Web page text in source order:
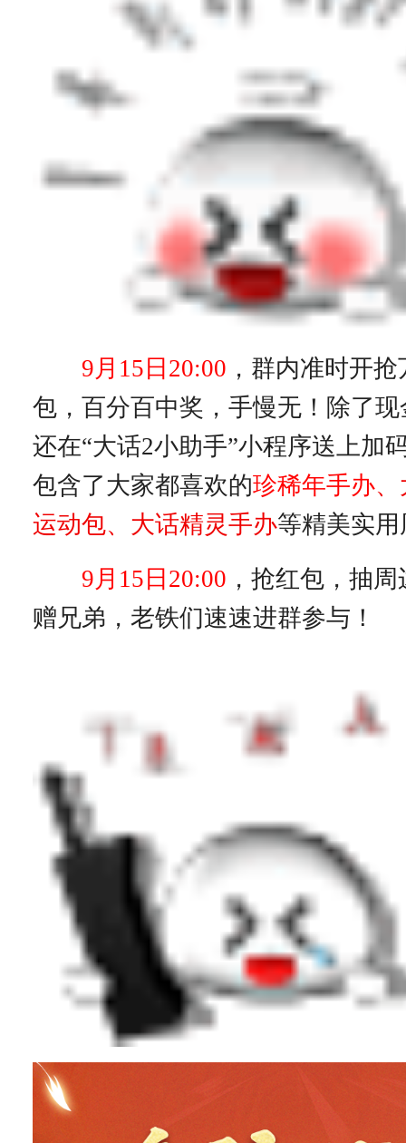
9月15日20:00 ，群内准时开
包，百分百中奖，手慢无！除了
还在“大话2小助手”小程序送上加
包含了大家都喜欢的珍稀年手办、
运动包、 大话精灵手办等精美实
9月15日20:00 ，抢红包，抽
赠兄弟，老铁们速速进群参与！